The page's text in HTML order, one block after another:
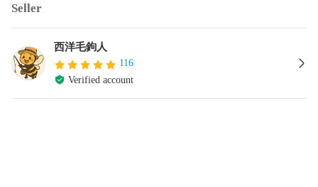
Seller
西洋毛鉤人
116
Verified account